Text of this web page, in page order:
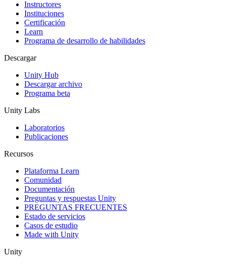
Juegos XR
Lanza juegos XR en múltiples plataformas
Juegos multijugador
Instructores
Instituciones
Certificación
Learn
Programa de desarrollo de habilidades
Descargar
Unity Hub
Descargar archivo
Programa beta
Unity Labs
Laboratorios
Publicaciones
Recursos
Plataforma Learn
Comunidad
Documentación
Preguntas y respuestas Unity
PREGUNTAS FRECUENTES
Estado de servicios
Casos de estudio
Made with Unity
Unity